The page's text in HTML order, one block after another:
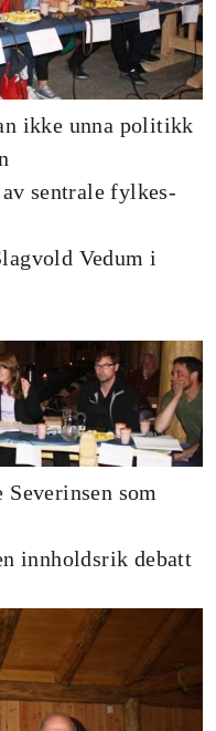
ikke unna politikk
sentrale fylkes-
Vedum i
som
innholdsrik debatt